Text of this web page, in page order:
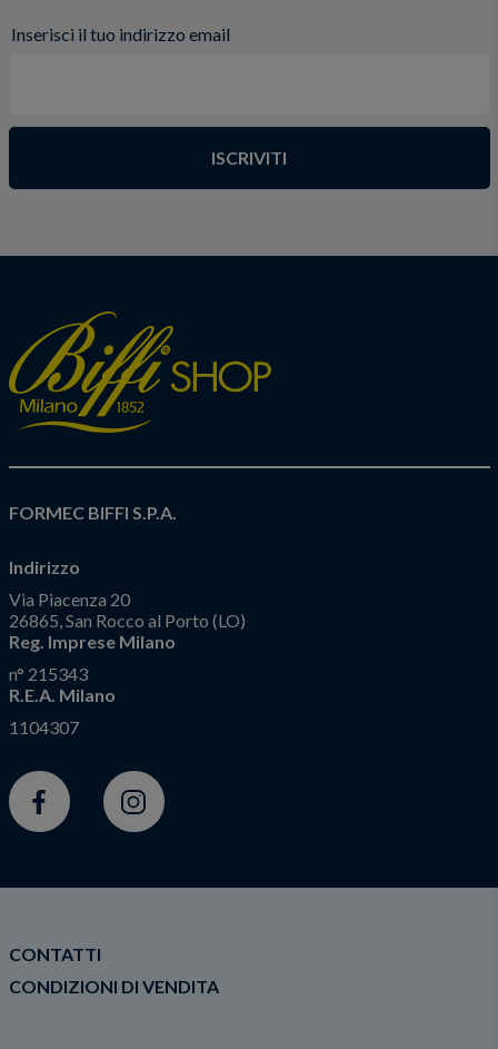
Inserisci il tuo indirizzo email
ISCRIVITI
FORMEC BIFFI S.P.A.
Indirizzo
Via Piacenza 20
26865, San Rocco al Porto (LO)
Reg. Imprese Milano
n° 215343
R.E.A. Milano
1104307
Facebook Instagram
CONTATTI
CONDIZIONI DI VENDITA